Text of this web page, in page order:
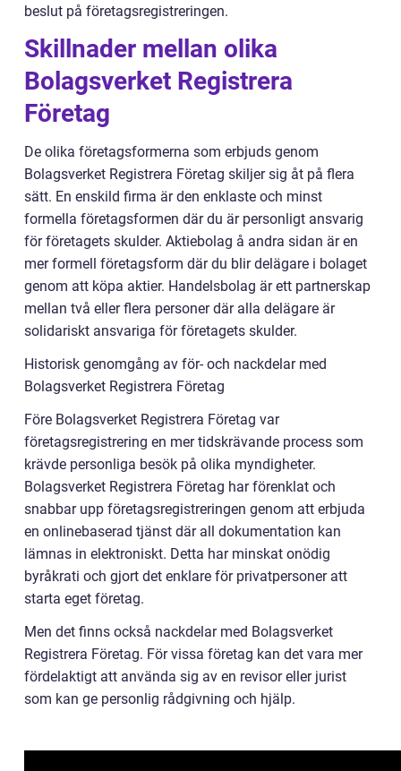
beslut på företagsregistreringen.
Skillnader mellan olika
Bolagsverket Registrera
Företag
De olika företagsformerna som erbjuds genom
Bolagsverket Registrera Företag skiljer sig åt på flera
sätt. En enskild firma är den enklaste och minst
formella företagsformen där du är personligt ansvarig
för företagets skulder. Aktiebolag å andra sidan är en
mer formell företagsform där du blir delägare i bolaget
genom att köpa aktier. Handelsbolag är ett partnerskap
mellan två eller flera personer där alla delägare är
solidariskt ansvariga för företagets skulder.
Historisk genomgång av för- och nackdelar med
Bolagsverket Registrera Företag
Före Bolagsverket Registrera Företag var
företagsregistrering en mer tidskrävande process som
krävde personliga besök på olika myndigheter.
Bolagsverket Registrera Företag har förenklat och
snabbar upp företagsregistreringen genom att erbjuda
en onlinebaserad tjänst där all dokumentation kan
lämnas in elektroniskt. Detta har minskat onödig
byråkrati och gjort det enklare för privatpersoner att
starta eget företag.
Men det finns också nackdelar med Bolagsverket
Registrera Företag. För vissa företag kan det vara mer
fördelaktigt att använda sig av en revisor eller jurist
som kan ge personlig rådgivning och hjälp.